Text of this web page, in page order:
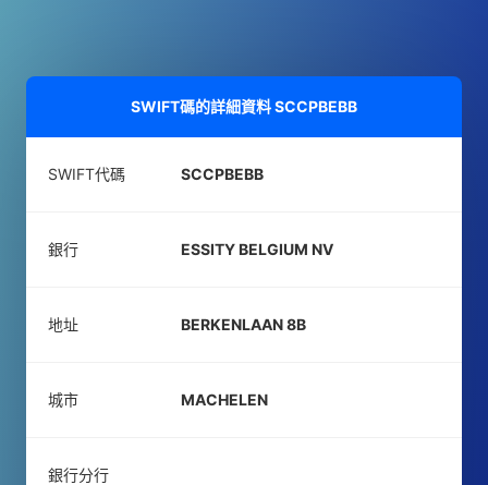
SWIFT碼的詳細資料SCCPBEBB
SWIFT代碼 SCCPBEBB
銀行 ESSITY BELGIUM NV
地址 BERKENLAAN 8B
城市 MACHELEN
銀行分行